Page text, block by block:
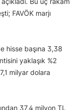
FAVÖK marjı
hisse başına 3,38
yaklaşık %2
milyar dolara
37,4 milyon TL